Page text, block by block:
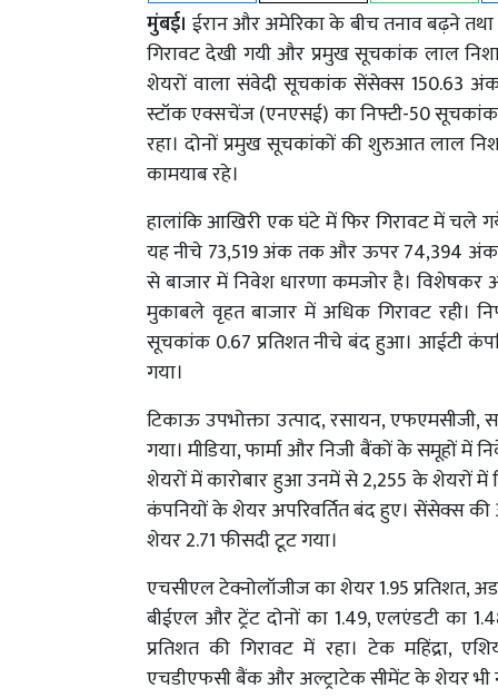
मुंबई।ईरान और अमेरिका के बीच तनाव बढ़ने
गिरावट देखी गयी और प्रमुख सूचकांक लाल
शेयरों वाला संवेदी सूचकांक सेंसेक्स 150.63
स्टॉक एक्सचेंज (एनएसई) का निफ्टी-50 सूचकांक
रहा। दोनों प्रमुख सूचकांकों की शुरुआत लाल
कामयाब रहे।
हालांकि आखिरी एक घंटे में फिर गिरावट में चले
यह नीचे 73,519 अंक तक और ऊपर 74,394 अंक
से बाजार में निवेश धारणा कमजोर है। विशेषकर
मुकाबले वृहत बाजार में अधिक गिरावट रही।
सूचकांक 0.67 प्रतिशत नीचे बंद हुआ। आईटी
गया।
टिकाऊ उपभोक्ता उत्पाद, रसायन, एफएमसीजी,
गया। मीडिया, फार्मा और निजी बैंकों के समूहों में
शेयरों में कारोबार हुआ उनमें से 2,255 के शेयरों में
कंपनियों के शेयर अपरिवर्तित बंद हुए। सेंसेक्स
शेयर 2.71 फीसदी टूट गया।
एचसीएल टेक्नोलॉजीज का शेयर 1.95 प्रतिशत,
बीईएल और ट्रेंट दोनों का 1.49, एलएंडटी का
प्रतिशत की गिरावट में रहा। टेक महिंद्रा,
एचडीएफसी बैंक और अल्ट्राटेक सीमेंट के शेयर भी